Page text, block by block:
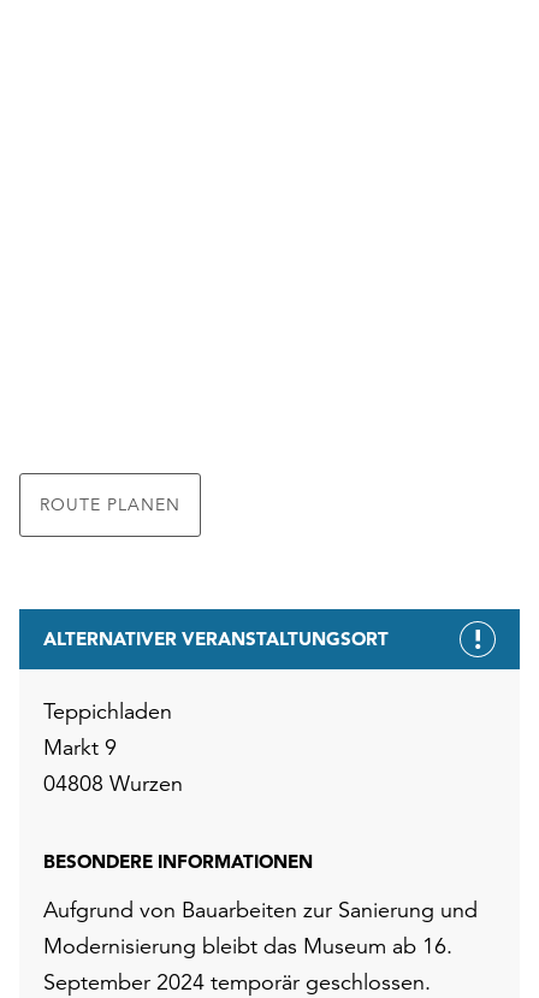
ROUTE PLANEN
ALTERNATIVER VERANSTALTUNGSORT
Teppichladen
Markt 9
04808 Wurzen
BESONDERE INFORMATIONEN
Aufgrund von Bauarbeiten zur Sanierung und
Modernisierung bleibt das Museum ab 16.
September 2024 temporär geschlossen.